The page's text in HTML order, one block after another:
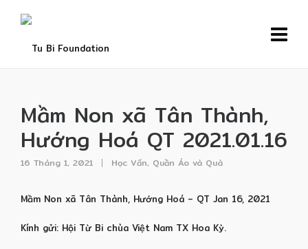
Mầm Non xã Tân Thành,
Hướng Hoá QT 2021.01.16
16 Tháng 1, 2021 Học Vấn, Quần Áo và Quà
Mầm Non xã Tân Thành, Hướng Hoá – QT Jan 16, 2021
Kính gửi: Hội Từ Bi chùa Việt Nam TX Hoa Kỳ.